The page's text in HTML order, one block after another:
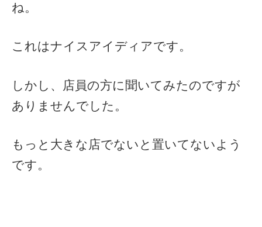
ね。
これはナイスアイディアです。
しかし、店員の方に聞いてみたのですが
ありませんでした。
もっと大きな店でないと置いてないよう
です。